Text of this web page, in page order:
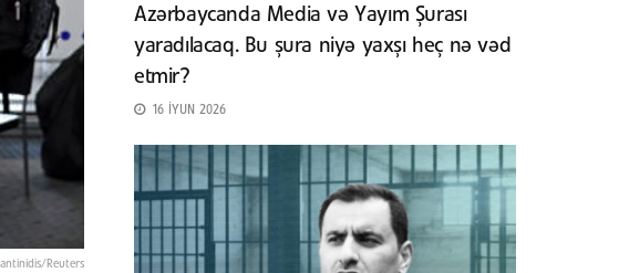
Reuters
Azərbaycanda Media və Yayım Şurası
yaradılacaq. Bu şura niyə yaxşı heç nə vəd
etmir?
16 İYUN 2026